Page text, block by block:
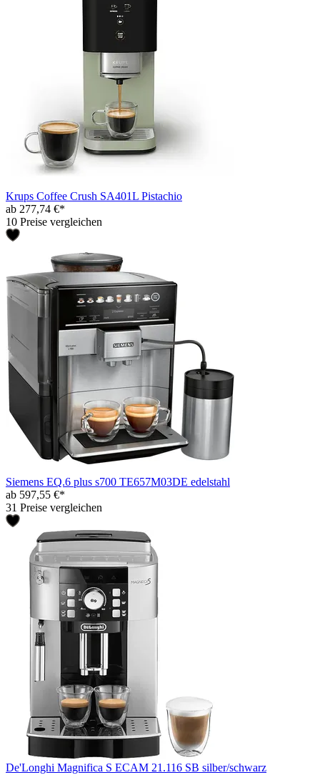
Krups Coffee Crush SA401L Pistachio
ab 277,74 €*
10 Preise vergleichen
Siemens EQ.6 plus s700 TE657M03DE edelstahl
ab 597,55 €*
31 Preise vergleichen
De'Longhi Magnifica S ECAM 21.116 SB silber/schwarz